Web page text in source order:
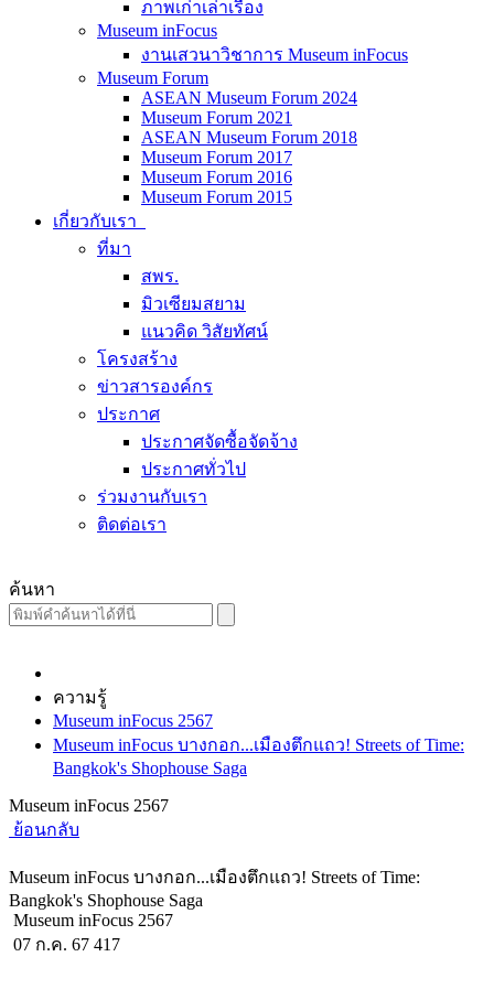
ภาพเก่าเล่าเรื่อง
Museum inFocus
งานเสวนาวิชาการ Museum inFocus
Museum Forum
ASEAN Museum Forum 2024
Museum Forum 2021
ASEAN Museum Forum 2018
Museum Forum 2017
Museum Forum 2016
Museum Forum 2015
เกี่ยวกับเรา
ที่มา
สพร.
มิวเซียมสยาม
แนวคิด วิสัยทัศน์
โครงสร้าง
ข่าวสารองค์กร
ประกาศ
ประกาศจัดซื้อจัดจ้าง
ประกาศทั่วไป
ร่วมงานกับเรา
ติดต่อเรา
ค้นหา
ความรู้
Museum inFocus 2567
Museum inFocus บางกอก...เมืองตึกแถว! Streets of Time:
Bangkok's Shophouse Saga
Museum inFocus 2567
ย้อนกลับ
Museum inFocus บางกอก...เมืองตึกแถว! Streets of Time:
Bangkok's Shophouse Saga
Museum inFocus 2567
07 ก.ค. 67 417